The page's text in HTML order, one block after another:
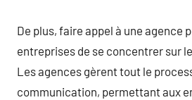
De plus, faire appel à une agence
entreprises de se concentrer sur
Les agences gèrent tout le
communication, permettant aux